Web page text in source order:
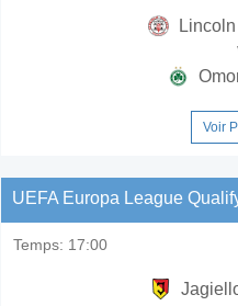
Voir
UEFA Europa League
Temps: 17:00